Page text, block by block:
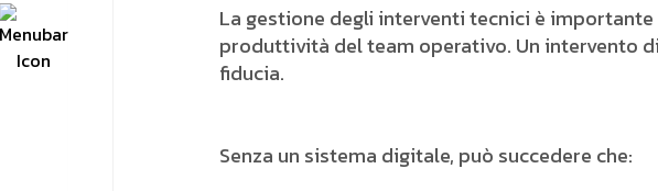
La gestione degli interventi tecnici è
produttività del team operativo. Un intervento
fiducia.
Senza un sistema digitale, può succedere che: